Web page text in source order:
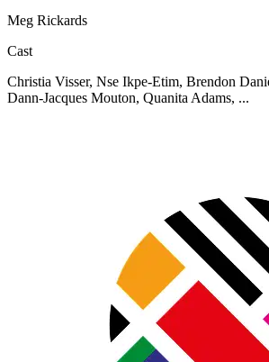
Meg Rickards
Cast
Christia Visser, Nse Ikpe-Etim, Brendon
Dann-Jacques Mouton, Quanita Adams, ...